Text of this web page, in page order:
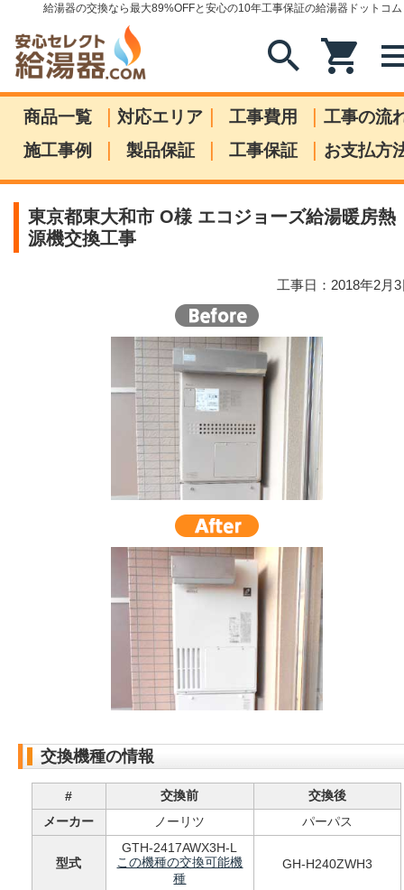
給湯器の交換なら最大89%OFFと安心の10年工事保証の給湯器ドットコム
search shopping_cart
商品一覧 | 対応エリア | 工事費用 | 工事の流
施工事例
| 製品保証 | 工事保証 | お支払方
東京都東大和市 O様 エコジョーズ給湯暖房熱
源機交換工事
工事日：2018年2月
交換機種の情報
# 交換前
交換後
メーカー
ノーリツ パーパス
型式
GTH-2417AWX3H-L
この機種の交換可能機
種
GH-H240ZWH3